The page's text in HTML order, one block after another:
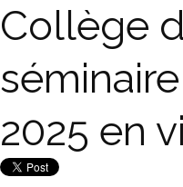
Collège
2025 en